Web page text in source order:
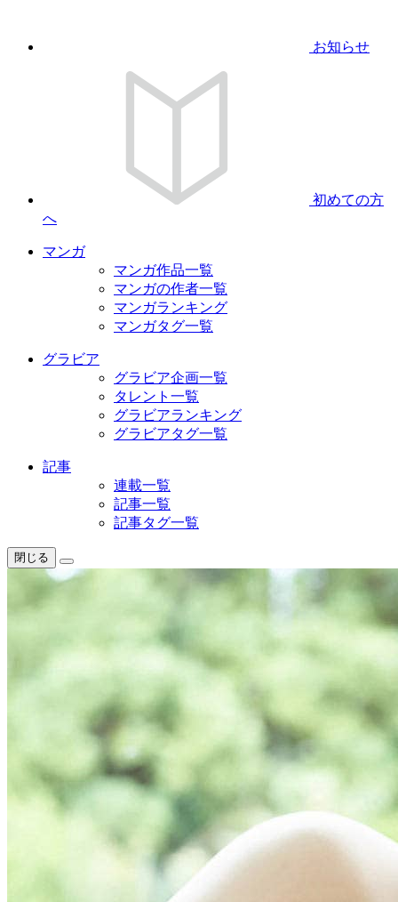
お知らせ
初めての方
へ
マンガ
マンガ作品一覧
マンガの作者一覧
マンガランキング
マンガタグ一覧
グラビア
グラビア企画一覧
タレント一覧
グラビアランキング
グラビアタグ一覧
記事
連載一覧
記事一覧
記事タグ一覧
閉じる